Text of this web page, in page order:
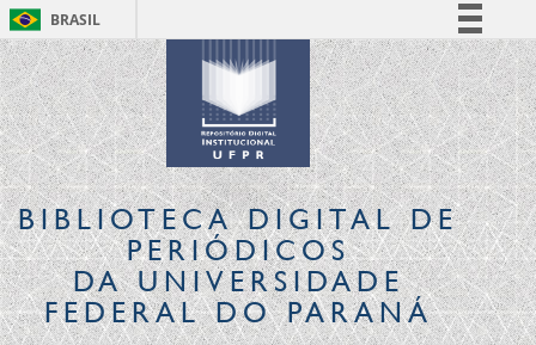
BRASIL
Simplifique!
Comunica BR
Participe
Acesso à informação
Legislação
Canais
BIBLIOTECA DIGITALDE
PERIÓDICOS
DA UNIVERSIDADE
FEDERAL DO PARANÁ